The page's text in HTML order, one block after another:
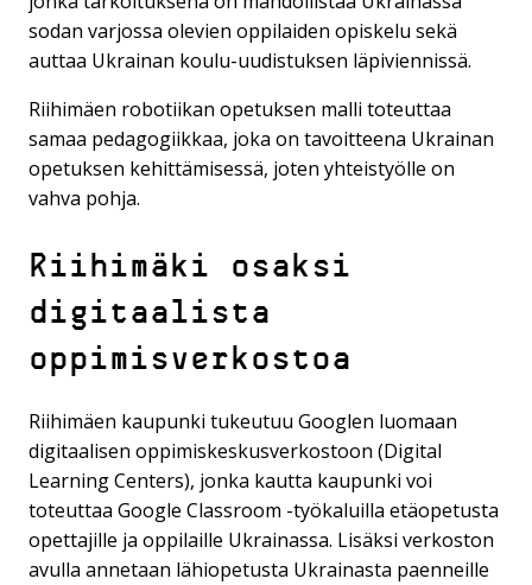
sodan varjossa olevien oppilaiden opiskelu sekä
auttaa Ukrainan koulu-uudistuksen läpiviennissä.
Riihimäen robotiikan opetuksen malli toteuttaa
samaa pedagogiikkaa, joka on tavoitteena Ukrainan
opetuksen kehittämisessä, joten yhteistyölle on
vahva pohja.
Riihimäki osaksi
digitaalista
oppimisverkostoa
Riihimäen kaupunki tukeutuu Googlen luomaan
digitaalisen oppimiskeskusverkostoon (Digital
Learning Centers), jonka kautta kaupunki voi
toteuttaa Google Classroom -työkaluilla etäopetusta
opettajille ja oppilaille Ukrainassa. Lisäksi verkoston
avulla annetaan lähiopetusta Ukrainasta paenneille